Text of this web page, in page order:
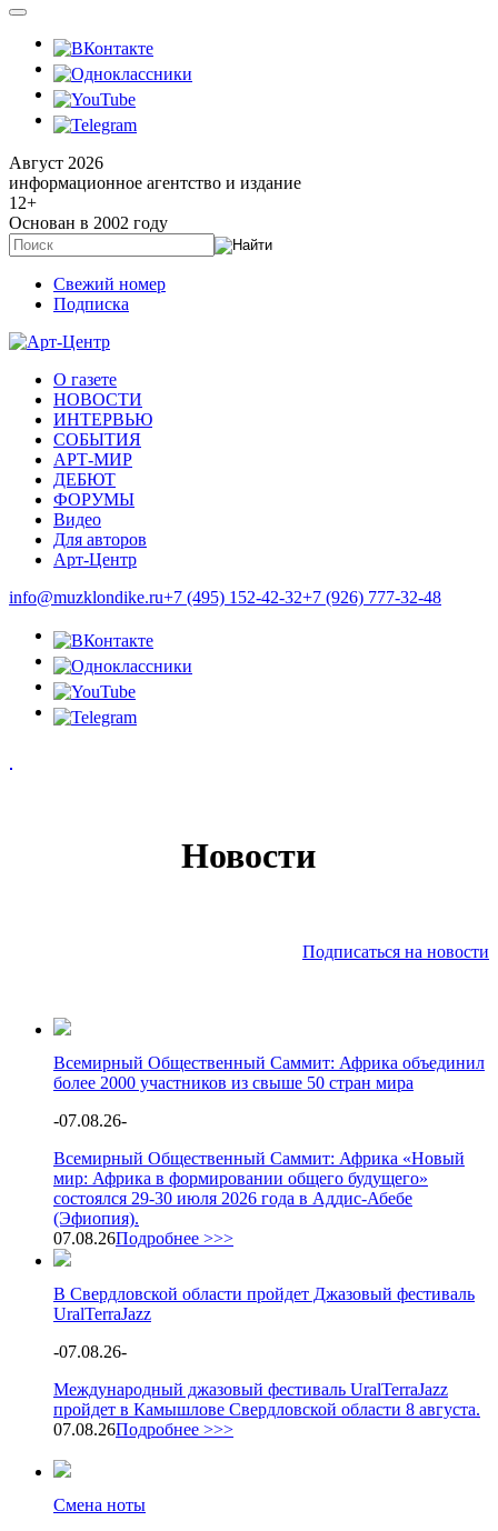
Август 2026
информационное агентство и издание
12+
Основан в 2002 году
Свежий номер
Подписка
О газете
НОВОСТИ
ИНТЕРВЬЮ
СОБЫТИЯ
АРТ-МИР
ДЕБЮТ
ФОРУМЫ
Видео
Для авторов
Арт-Центр
info@muzklondike.ru+7 (495) 152-42-32+7 (926) 777-32-48
Новости
Подписаться на новости
Всемирный Общественный Саммит: Африка объединил
более 2000 участников из свыше 50 стран мира
-07.08.26-
Всемирный Общественный Саммит: Африка «Новый
мир: Африка в формировании общего будущего»
состоялся 29-30 июля 2026 года в Аддис-Абебе
(Эфиопия).
07.08.26Подробнее >>>
В Свердловской области пройдет Джазовый фестиваль
UralTerraJazz
-07.08.26-
Международный джазовый фестиваль UralTerraJazz
пройдет в Камышлове Свердловской области 8 августа.
07.08.26Подробнее >>>
Смена ноты